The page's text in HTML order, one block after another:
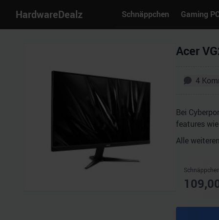
HardwareDealz Schnäppchen Gaming
Acer
4
Bei
features
Alle